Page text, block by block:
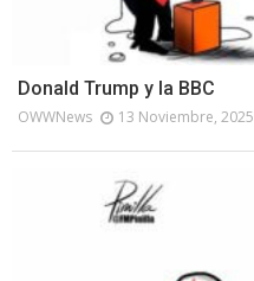
Donald Trump y la BBC
OWWNews 13 Noviembre, 2025